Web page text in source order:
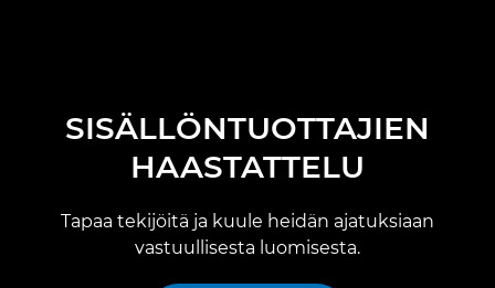
SISÄLLÖNTUOTTAJIEN
HAASTATTELU
Tapaa tekijöitä ja kuule heidän ajatuksiaan
vastuullisesta luomisesta.